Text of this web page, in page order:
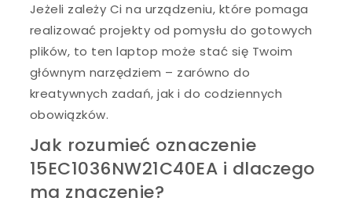
Jeżeli zależy Ci na urządzeniu, które pomaga
realizować projekty od pomysłu do gotowych
plików, to ten laptop może stać się Twoim
głównym narzędziem – zarówno do
kreatywnych zadań, jak i do codziennych
obowiązków.
Jak rozumieć oznaczenie
15EC1036NW21C40EA i dlaczego
ma znaczenie?